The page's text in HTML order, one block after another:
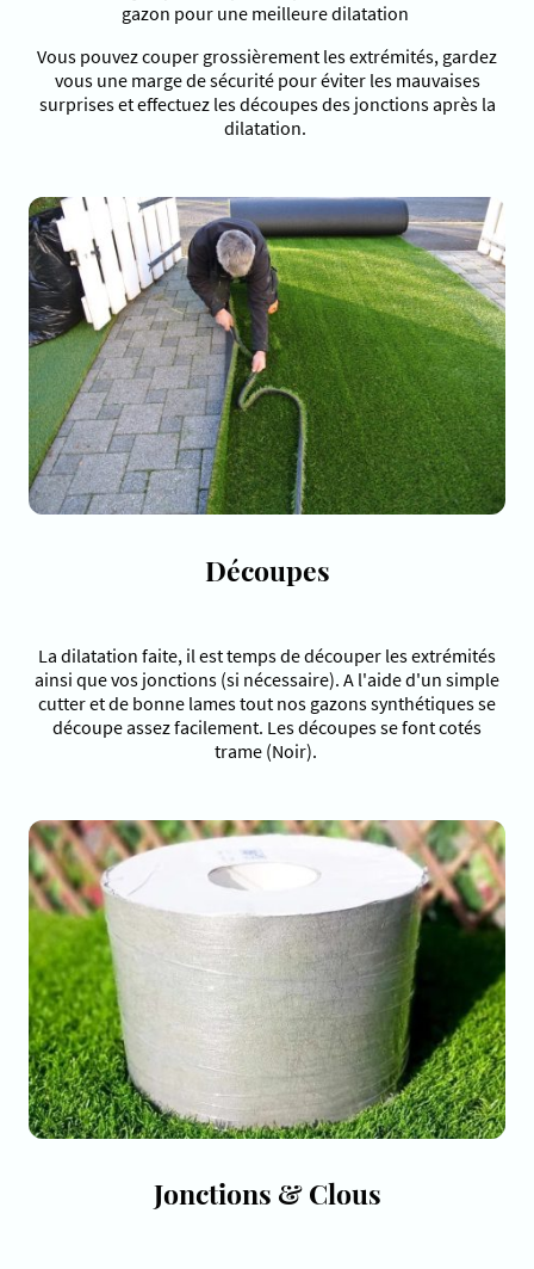
gazon pour une meilleure dilatation
Vous pouvez couper grossièrement les extrémités, gardez
vous une marge de sécurité pour éviter les mauvaises
surprises et effectuez les découpes des jonctions après la
dilatation.
Découpes
La dilatation faite, il est temps de découper les extrémités
ainsi que vos jonctions (si nécessaire). A l'aide d'un simple
cutter et de bonne lames tout nos gazons synthétiques se
découpe assez facilement. Les découpes se font cotés
trame (Noir).
Jonctions & Clous